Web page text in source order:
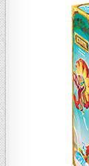
I
N